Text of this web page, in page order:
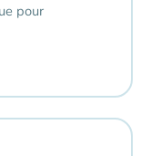
pour